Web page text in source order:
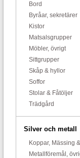
Bord
Byråar, sekretärer
Kistor
Matsalsgrupper
Möbler, övrigt
Sittgrupper
Skåp & hyllor
Soffor
Stolar & Fåtöljer
Trädgård
Silver och metall
Koppar, Mässing
Metallföremål,